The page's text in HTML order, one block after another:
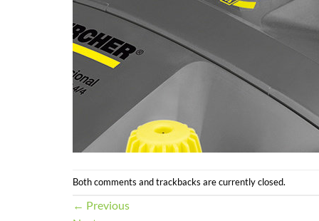
Both comments and trackbacks are currently closed.
← Previous